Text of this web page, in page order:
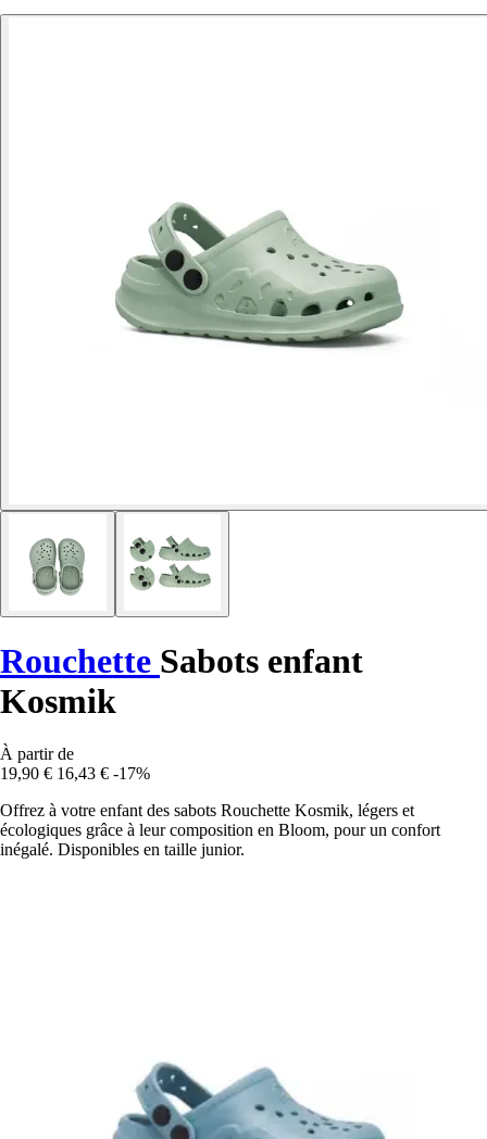
Rouchette Sabots enfant
Kosmik
À partir de
19,90 € 16,43 € -17%
Offrez à votre enfant des sabots Rouchette Kosmik, légers et
écologiques grâce à leur composition en Bloom, pour un confort
inégalé. Disponibles en taille junior.